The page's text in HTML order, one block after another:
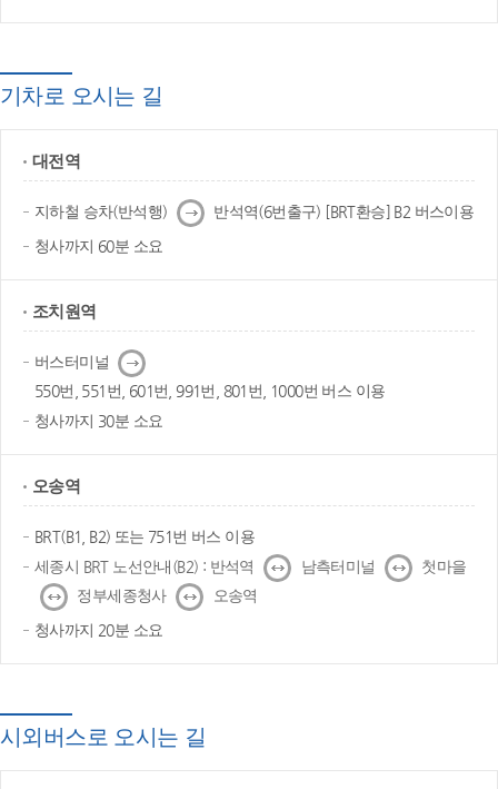
기차로 오시는 길
대전역
지하철 승차(반석행) 다
음
반석역(6번출구) [BRT환승] B2 버스이용
청사까지 60분 소요
조치원역
버스터미널 다
음
550번, 551번, 601번, 991번, 801번, 1000번 버스 이용
청사까지 30분 소요
오송역
BRT(B1, B2) 또는 751번 버스 이용
세종시 BRT 노선안내(B2) : 반석역
↔ 남측터미널 ↔
첫마을
↔
정부세종청사 ↔
오송역
청사까지 20분 소요
시외버스로 오시는 길